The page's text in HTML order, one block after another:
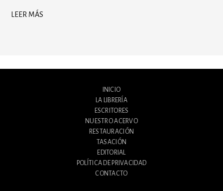
LEER MÁS
INICIO
LA LIBRERÍA
ESCRITORES
NUESTRO ACERVO
RESTAURACIÓN
TASACIÓN
EDITORIAL
POLÍTICA DE PRIVACIDAD
CONTACTO